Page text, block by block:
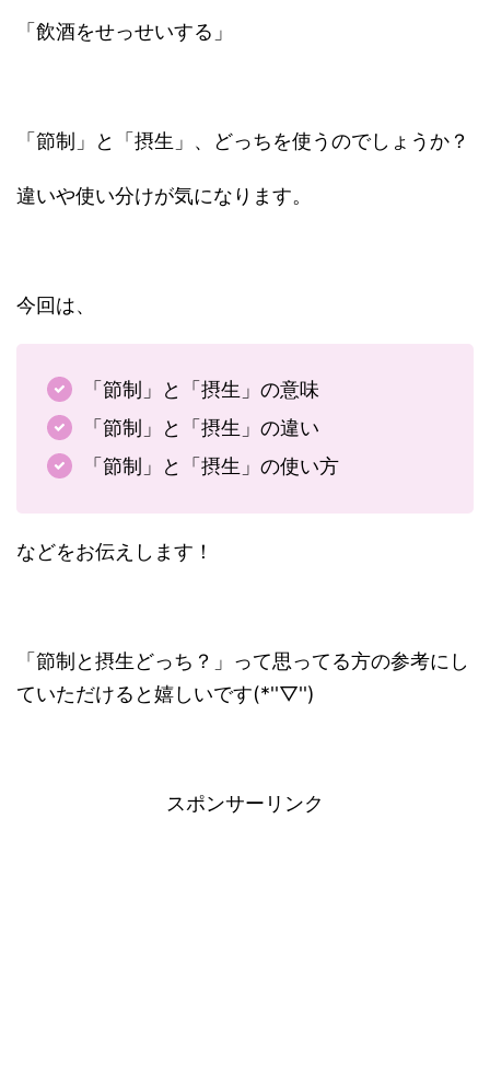
「飲酒をせっせいする」
「節制」と「摂生」、どっちを使うのでしょうか？
違いや使い分けが気になります。
今回は、
「節制」と「摂生」の意味
「節制」と「摂生」の違い
「節制」と「摂生」の使い方
などをお伝えします！
「節制と摂生どっち？」って思ってる方の参考にし
ていただけると嬉しいです(*''▽'')
スポンサーリンク